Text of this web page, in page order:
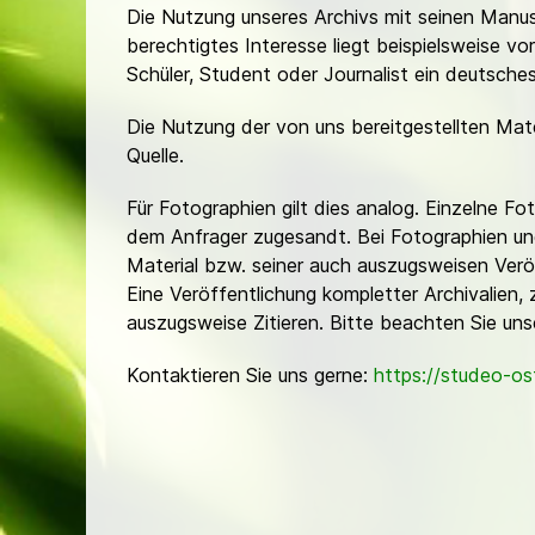
Die Nutzung unseres Archivs mit seinen
berechtigtes Interesse liegt beispielsweise
Schüler, Student oder Journalist ein
Die Nutzung der von uns bereitgestellten
Quelle.
Für Fotographien gilt dies analog. Einzelne
dem Anfrager zugesandt. Bei Fotographien
Material bzw. seiner auch auszugsweisen
Eine Veröffentlichung kompletter
auszugsweise Zitieren. Bitte beachten Sie
Kontaktieren Sie uns gerne: https://studeo-